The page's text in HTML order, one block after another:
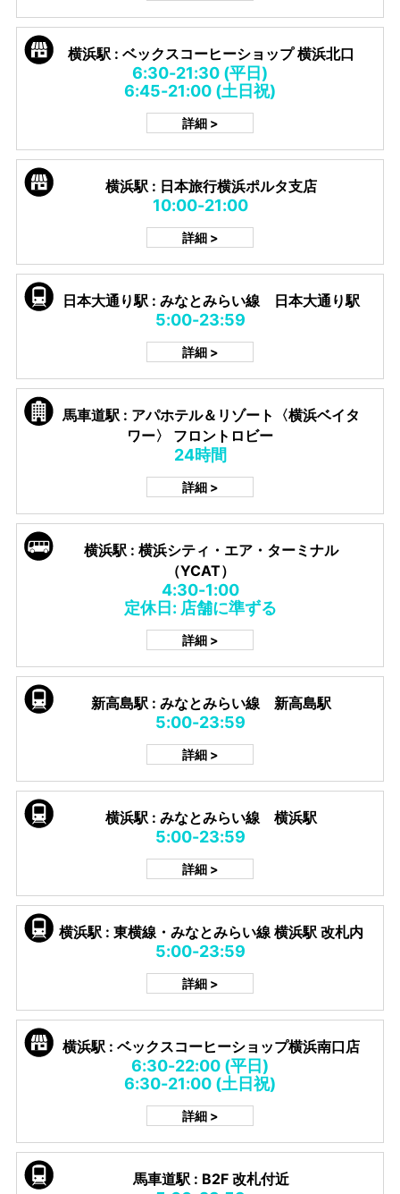
横浜駅 : ベックスコーヒーショップ 横浜北口
6:30-21:30 (平日)
6:45-21:00 (土日祝)
詳細 >
横浜駅 : 日本旅行横浜ポルタ支店
10:00-21:00
詳細 >
日本大通り駅 : みなとみらい線 日本大通り駅
5:00-23:59
詳細 >
馬車道駅 : アパホテル＆リゾート〈横浜ベイタ
ワー〉 フロントロビー
24時間
詳細 >
横浜駅 : 横浜シティ・エア・ターミナル
（YCAT）
4:30-1:00
定休日: 店舗に準ずる
詳細 >
新高島駅 : みなとみらい線 新高島駅
5:00-23:59
詳細 >
横浜駅 : みなとみらい線 横浜駅
5:00-23:59
詳細 >
横浜駅 : 東横線・みなとみらい線 横浜駅 改札内
5:00-23:59
詳細 >
横浜駅 : ベックスコーヒーショップ横浜南口店
6:30-22:00 (平日)
6:30-21:00 (土日祝)
詳細 >
馬車道駅 : B2F 改札付近